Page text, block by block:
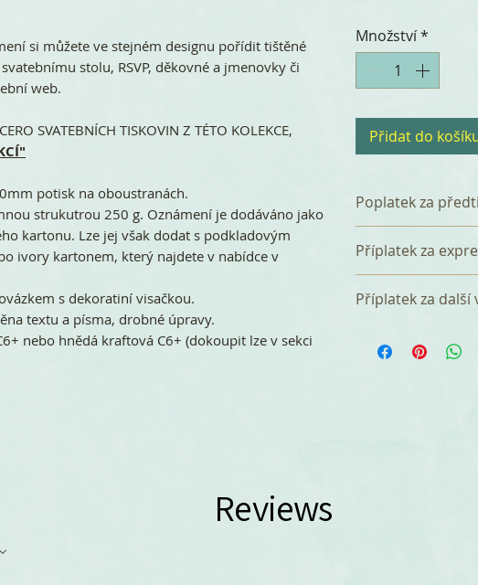
si můžete ve stejném designu pořídit tištěné
stolu, RSVP, děkovné a jmenovky či
web.
SVATEBNÍCH TISKOVIN Z TÉTO KOLEKCE,
potisk na oboustranách.
strukutrou 250 g. Oznámení je dodáváno jako
kartonu. Lze jej však dodat s podkladovým
ivory kartonem, který najdete v nabídce v
s dekoratiní visačkou.
textu a písma, drobné úpravy.
nebo hnědá kraftová C6+ (dokoupit lze v sekci
Množství*
Přidat do
Poplatek za
poplatek 360 Kč
který zahrnuje
a tři korektury.
Příplatek za
dnů od bdržení
do 7 dnů. za
Příplatek za další
verzi (např.
Reviews